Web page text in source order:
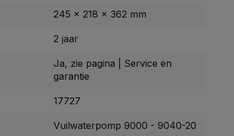
245 x 218 x 362 mm
2 jaar
Ja, zie pagina | Service en
garantie
17727
Vuilwaterpomp 9000 - 9040-20